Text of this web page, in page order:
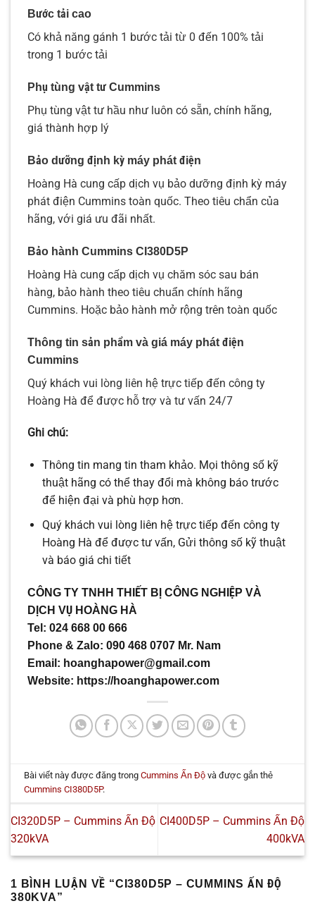
Bước tải cao
Có khả năng gánh 1 bước tải từ 0 đến 100% tải
trong 1 bước tải
Phụ tùng vật tư Cummins
Phụ tùng vật tư hầu như luôn có sẵn, chính hãng,
giá thành hợp lý
Bảo dưỡng định kỳ máy phát điện
Hoàng Hà cung cấp dịch vụ bảo dưỡng định kỳ máy
phát điện Cummins toàn quốc. Theo tiêu chẩn của
hãng, với giá ưu đãi nhất.
Bảo hành Cummins CI380D5P
Hoàng Hà cung cấp dịch vụ chăm sóc sau bán
hàng, bảo hành theo tiêu chuẩn chính hãng
Cummins. Hoặc bảo hành mở rộng trên toàn quốc
Thông tin sản phẩm và giá máy phát điện
Cummins
Quý khách vui lòng liên hệ trực tiếp đến công ty
Hoàng Hà để được hỗ trợ và tư vấn 24/7
Ghi chú:
Thông tin mang tin tham khảo. Mọi thông số kỹ
thuật hãng có thể thay đổi mà không báo trước
để hiện đại và phù hợp hơn.
Quý khách vui lòng liên hệ trực tiếp đến công ty
Hoàng Hà để được tư vấn, Gửi thông số kỹ thuật
và báo giá chi tiết
CÔNG TY TNHH THIẾT BỊ CÔNG NGHIỆP VÀ
DỊCH VỤ HOÀNG HÀ
Tel: 024 668 00 666
Phone & Zalo: 090 468 0707 Mr. Nam
Email: hoanghapower@gmail.com
Website: https://hoanghapower.com
Bài viết này được đăng trongCummins Ấn Độ và được gắn thẻ
Cummins CI380D5P.
CI320D5P – Cummins Ấn Độ
320kVA
CI400D5P – Cummins Ấn Độ
400kVA
1 BÌNH LUẬN VỀ “CI380D5P – CUMMINS ẤN ĐỘ
380KVA”